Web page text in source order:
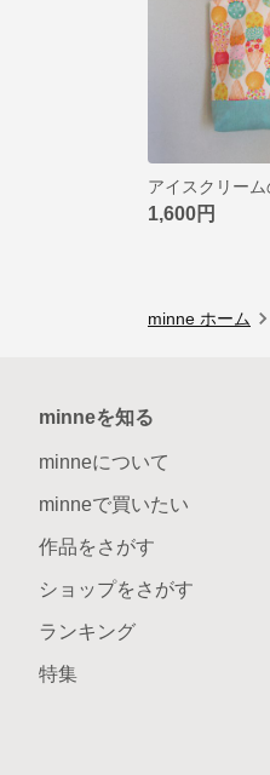
アイスクリー
1,600円
minne ホーム
minneを知る
minneについて
minneで買いたい
作品をさがす
ショップをさがす
ランキング
特集